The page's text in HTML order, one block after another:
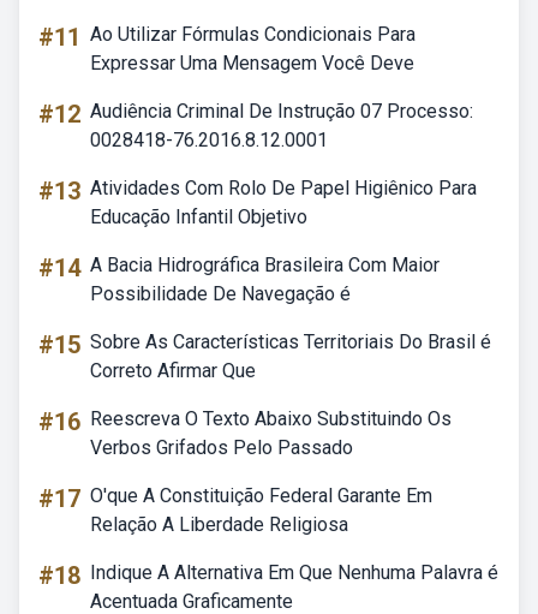
#11 Ao Utilizar Fórmulas Condicionais Para
Expressar Uma Mensagem Você Deve
#12 Audiência Criminal De Instrução 07 Processo:
0028418-76.2016.8.12.0001
#13 Atividades Com Rolo De Papel Higiênico Para
Educação Infantil Objetivo
#14 A Bacia Hidrográfica Brasileira Com Maior
Possibilidade De Navegação é
#15 Sobre As Características Territoriais Do Brasil é
Correto Afirmar Que
#16 Reescreva O Texto Abaixo Substituindo Os
Verbos Grifados Pelo Passado
#17 O'que A Constituição Federal Garante Em
Relação A Liberdade Religiosa
#18 Indique A Alternativa Em Que Nenhuma Palavra é
Acentuada Graficamente